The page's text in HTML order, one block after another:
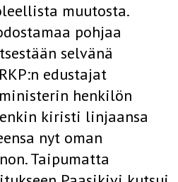
muutosta.
pohjaa
selvänä
edustajat
henkilön
kiristi linjaansa
nyt oman
Taipumatta